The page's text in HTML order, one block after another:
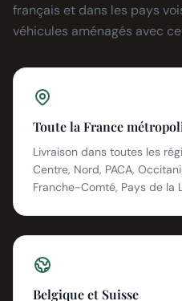
français et dans les pays
véhicules aménagés avec
Toute la France
Livraison dans toutes les
Centre, Nord, PACA,
Franche-Comté, Pays de la
Belgique et Suisse